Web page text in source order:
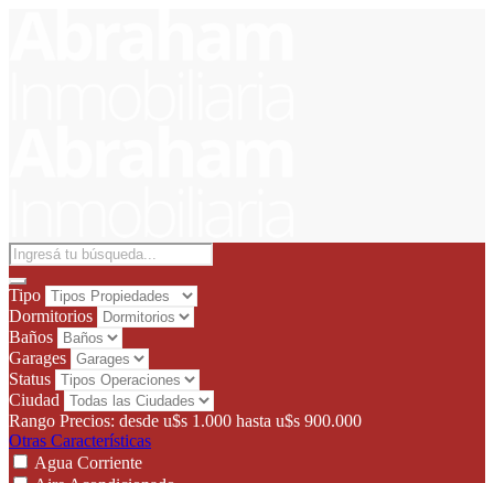
Tipo
Dormitorios
Baños
Garages
Status
Ciudad
Rango Precios: desde u$s 1.000 hasta u$s 900.000
Otras Características
Agua Corriente